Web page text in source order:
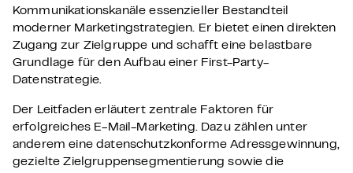
Kommunikationskanäle essenzieller Bestandteil
moderner Marketingstrategien. Er bietet einen direkten
Zugang zur Zielgruppe und schafft eine belastbare
Grundlage für den Aufbau einer First-Party-
Datenstrategie.
Der Leitfaden erläutert zentrale Faktoren für
erfolgreiches E-Mail-Marketing. Dazu zählen unter
anderem eine datenschutzkonforme Adressgewinnung,
gezielte Zielgruppensegmentierung sowie die